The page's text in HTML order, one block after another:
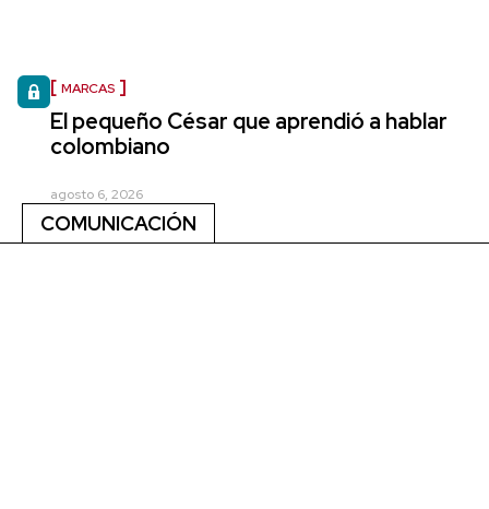
MARCAS
El pequeño César que aprendió a hablar
colombiano
agosto 6, 2026
COMUNICACIÓN